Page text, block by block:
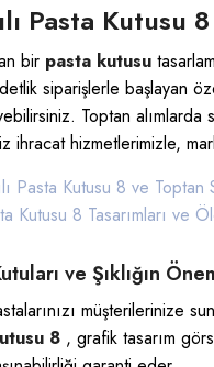
Pasta Kutusu
bir pasta kutusu
siparişlerle başlayan
Toptan alımlarda
ihracat hizmetlerimizle,
Pasta Kutusu 8 ve Toptan
Kutusu 8 Tasarımları ve
ve Şıklığın
müşterilerinize
8 , grafik tasarım